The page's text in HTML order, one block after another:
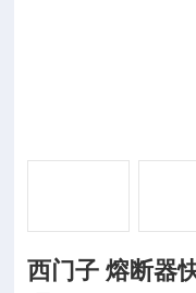
西门子 熔断器